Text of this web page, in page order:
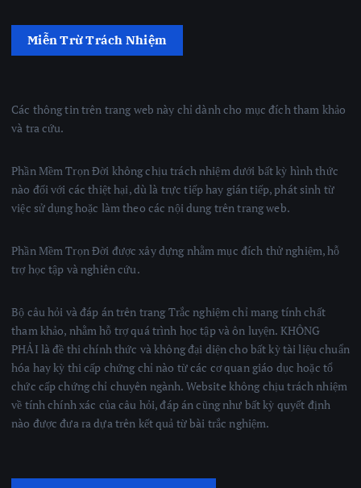
Miễn Trừ Trách Nhiệm
Các thông tin trên trang web này chỉ dành cho mục đích tham khảo
và tra cứu.
Phần Mềm Trọn Đời không chịu trách nhiệm dưới bất kỳ hình thức
nào đối với các thiệt hại, dù là trực tiếp hay gián tiếp, phát sinh từ
việc sử dụng hoặc làm theo các nội dung trên trang web.
Phần Mềm Trọn Đời được xây dựng nhằm mục đích thử nghiệm, hỗ
trợ học tập và nghiên cứu.
Bộ câu hỏi và đáp án trên trang Trắc nghiệm chỉ mang tính chất
tham khảo, nhằm hỗ trợ quá trình học tập và ôn luyện. KHÔNG
PHẢI là đề thi chính thức và không đại diện cho bất kỳ tài liệu chuẩn
hóa hay kỳ thi cấp chứng chỉ nào từ các cơ quan giáo dục hoặc tổ
chức cấp chứng chỉ chuyên ngành. Website không chịu trách nhiệm
về tính chính xác của câu hỏi, đáp án cũng như bất kỳ quyết định
nào được đưa ra dựa trên kết quả từ bài trắc nghiệm.